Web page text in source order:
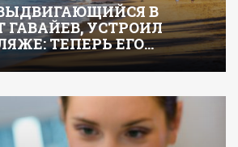
В
ГАВАЙЕВ, УСТРОИЛ
ТЕПЕРЬ ЕГО…